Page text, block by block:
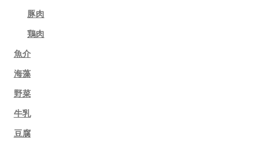
豚肉
鶏肉
魚介
海藻
野菜
牛乳
豆腐